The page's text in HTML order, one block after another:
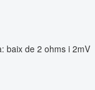
baix de 2 ohms i 2mV